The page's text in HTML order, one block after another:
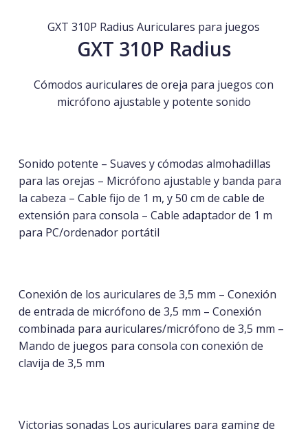
GXT 310P Radius Auriculares para juegos
GXT 310P Radius
Cómodos auriculares de oreja para juegos con
micrófono ajustable y potente sonido
Sonido potente – Suaves y cómodas almohadillas
para las orejas – Micrófono ajustable y banda para
la cabeza – Cable fijo de 1 m, y 50 cm de cable de
extensión para consola – Cable adaptador de 1 m
para PC/ordenador portátil
Conexión de los auriculares de 3,5 mm – Conexión
de entrada de micrófono de 3,5 mm – Conexión
combinada para auriculares/micrófono de 3,5 mm –
Mando de juegos para consola con conexión de
clavija de 3,5 mm
Victorias sonadas Los auriculares para gaming de